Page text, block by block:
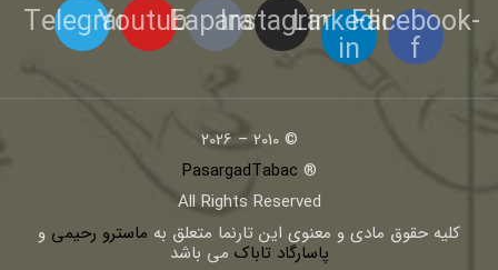
Facebook-
f
Linkedin-
in
Instagram
Eaparat
Youtube
Telegram
© 2010 – 2026
®
PasargadTabac
All Rights Reserved
كليه حقوق مادی و معنوی اين تارنما متعلق به ماسترو رحیمی و
پاسارگاد تاباک می باشد